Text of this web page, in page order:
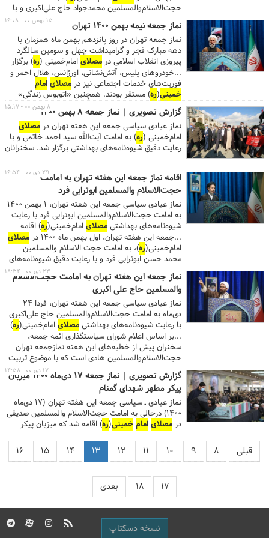
حجت‌الاسلام‌والمسلمین محمدجواد حاج ‌علی‌اکبری و با
رعایت دقیق شیوه‌نامه‌های بهداشتی برگزار خواهد شد.
...به جهت تقارن ۲۲بهمن ماه امسال با روز جمعه و بر
اساس مصوبه ستاد ملی مقابله با کرونا و در امتداد
راهپیمایی خودروریی که در شهر تهران تدارک دیده شده،
نمازجمعه این هفته تهران درمصلایامام‌خمینی(ره)
برگزار خواهد شد. با توجه به تقارن این روز با یوم الله
۲۲ بهمن، سخنران پیش از خطبه‌های نماز جمعه، حجت
الاسلام آقای سید ابراهیم رییسی رئیس جمهور محترم
خواهند بود. ...
نماز جمعه نیمه بهمن ۱۴۰۰ تهران
نماز جمعه تهران در روز پانزدهم بهمن ماه همزمان با
دهه مبارک فجر و گرامیداشت چهل و سومین سالگرد
پیروزی انقلاب اسلامی درمصلایامام‌خمینی (ره) برگزار
شد.
...خودروهای پلیس، آتش‌نشانی، اورژانس، هلال احمر و
فوریت‌های خدمات اجتماعی نیز درمصلایامام
خمینی(ره) مستقر بودند. همچنین «اتوبوس زندگی»
واکسیناسیون سیار شهرداری تهران با تزریق واکسن
سینوفارم برای مقابله با کرونا در محوطه مستقر بود.
...این هفته «فرهنگسرای منتظر» با محوریت دهه
مبارک فجر و گرامیداشت چهل‌ و سومین سالگرد پیروزی
انقلاب اسلامی توسط مدیریت فرهنگی هنری منطقه ۱۴ و
جمعه در جوار شبستانمصلای امام خمینی(ره) با
برنامه‌های فرهنگی و هنری میزبان نماگزاران بود. نگاه
گذر «مهر خاوران» داستان تصویری زندگی و قیام
خمینی(ره) بنیانگذار جمهوری اسلامی، ایستگاه‌های
«هم‌عهدی با شهدا»، مسابقه پازل تصویر امام
خمینی(ره) و سردار شهید حاج قاسم سلیمانی و
شعارهای انقلابی، ایستگاه عکس یادبود چهل و سومین
سالگرد پیروزی انقلاب اسلامی با شعار «جشن ملی
۱۴۰۰» از جمله بخش‌های این فرهنگسرا بود. ...
۱۵ بهمن ۰۰ - ۱۶:۰۸
گزارش تصویری | نماز جمعه 8 بهمن 1400
نماز عبادی سیاسی جمعه این هفته تهران درمصلای
امام‌خمینی (ره) به امامت آیت‌الله سید احمد خاتمی و با
رعایت دقیق شیوه‌نامه‌های بهداشتی برگزار شد. سخنرانان
فرهنگی اتحادیه دانشجویان یمنی به منظور حمایت از
مردم مظلوم یمن و گرامیداشت شهدای یمنی و نیز
سیداحسان خاندوزی، وزیر امور اقتصاد و دارایی بودند..
۸ بهمن ۰۰ - ۱۵:۱۷
اقامه نماز جمعه این هفته تهران به امامت
حجت‌الاسلام والمسلمین ابوترابی فرد
نماز عبادی سیاسی جمعه این هفته تهران، 1 بهمن 1400
به امامت حجت‌الاسلام‌والمسلمین ابوترابی فرد با رعایت
شیوه‌نامه‌های بهداشتیمصلایامام‌خمینی(ره) اقامه
خواهد شد
...جمعه این هفته تهران، اول بهمن ماه 1400 در مصلای
امام‌خمینی(ره)، به امامت حجت الاسلام والمسلمین
محمد حسن ابوترابی فرد و با رعایت دقیق شیوه‌نامه‌های
بهداشتی برگزار خواهد شد. ...
۲۹ دی ۰۰ - ۱۶:۵۴
نماز جمعه این هفته تهران به امامت حجت‌الاسلام
والمسلمین حاج علی اکبری
نماز عبادی سیاسی جمعه این هفته تهران، فردا ۲۴
دی‌ماه به امامت حجت‌الاسلام‌والمسلمین حاج علی‌اکبری
با رعایت شیوه‌نامه‌های بهداشتیمصلایامام‌خمینی(ره)
اقامه خواهد شد.
...بر اساس اعلام شورای سیاستگذاری ائمه جمعه،
سخنران پیش از خطبه‌های این هفته نمازجمعه تهران
حجت‌الاسلام‌والمسلمین هادی است که با موضوع تربیت
فرزند، خانواده و فرزندآوری سخن خواهد گفت. بنا بر این
گزارش، درهایمصلایامامخمینی (ره) تهران، ساعت
۱۰صبح به روی نمازگزاران گشوده می‌شود و مراسم نماز
جمعه از ساعت ۱۰ و ۴۵ دقیقه آغاز خواهد شد....
۲۳ دی ۰۰ - ۱۸:۳۴
گزارش تصویری | نماز جمعه ۱۷ دی‌ماه ۱۴۰۰ میزبان
پیکر مطهر شهدای گمنام
نماز عبادی ـ سیاسی جمعه این هفته تهران (۱۷ دی‌ماه
۱۴۰۰) درحالی به امامت حجت‌الاسلام‌ والمسلمین صدیقی
درمصلایامامخمینی(ره) اقامه شد که میزبان پیکر
مناسبت دومین سالگرد شهادت سردار سلیمانی، نمونه‌ای
از موشک‌هایی که پایگاه آمریکایی عین الاسد را در هم
شد
۱۷ دی ۰۰ - ۱۴:۵۸
قبلی ۸ ۹ ۱۰ ۱۱ ۱۲ ۱۳ ۱۴ ۱۵ ۱۶
۱۷ ۱۸ بعدی
نسخه دسکتاپ